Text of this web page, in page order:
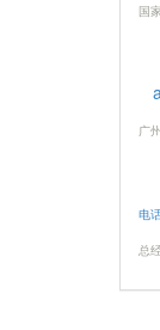
国
广
电
总